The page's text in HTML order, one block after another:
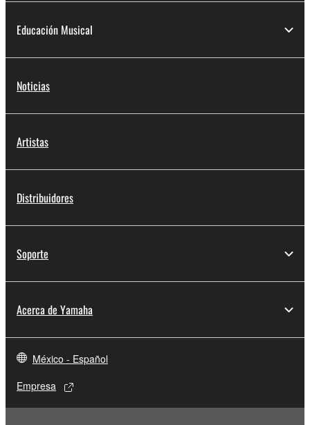
Educación Musical
Noticias
Artistas
Distribuidores
Soporte
Acerca de Yamaha
México - Español
Empresa